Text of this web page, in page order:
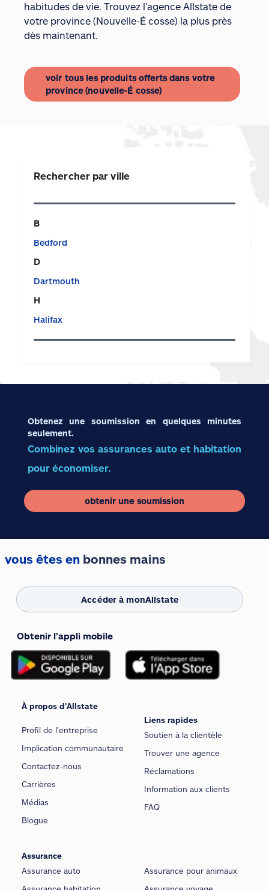
habitudes de vie. Trouvez l’agence Allstate de
votre province (Nouvelle-É cosse) la plus près
dès maintenant.
voir tous les produits offerts dans votre
province (nouvelle-É cosse)
Rechercher par ville
B
Bedford
D
Dartmouth
H
Halifax
Obtenez une soumission en quelques minutes
seulement.
Combinez vos assurances auto et habitation
pour économiser.
obtenir une soumission
vous êtes en bonnes mains
Accéder à monAllstate
Obtenir l’appli mobile
À propos d’Allstate
Profil de l’entreprise
Implication communautaire
Contactez-nous
Carrières
Médias
Blogue
Liens rapides
Soutien à la clientèle
Trouver une agence
Réclamations
Information aux clients
FAQ
Assurance
Assurance auto
Assurance pour animaux